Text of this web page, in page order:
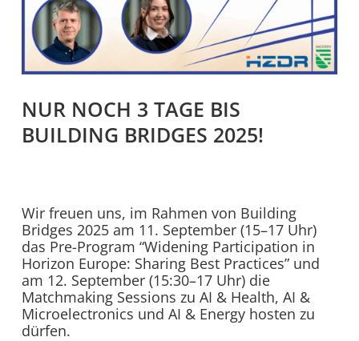
NUR NOCH 3 TAGE BIS
BUILDING BRIDGES 2025!
Wir freuen uns, im Rahmen von Building
Bridges 2025 am 11. September (15–17 Uhr)
das Pre-Program “Widening Participation in
Horizon Europe: Sharing Best Practices” und
am 12. September (15:30–17 Uhr) die
Matchmaking Sessions zu AI & Health, AI &
Microelectronics und AI & Energy hosten zu
dürfen.